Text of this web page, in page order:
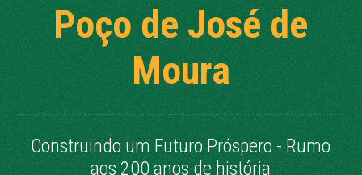
Poço de José de
Moura
Construindo um Futuro Próspero - Rumo
aos 200 anos de história